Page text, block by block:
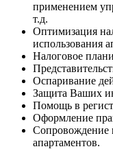
применением
т.д.
Оптимизация
использования
Налоговое
Оспаривание
Защита Ваших
Помощь в
Оформление
Сопровождение
апартаментов.